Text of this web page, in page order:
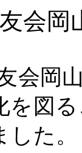
会岡
会岡
を図
た。